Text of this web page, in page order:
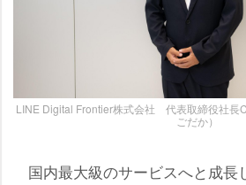
LINE Digital Frontier株式会社 代表取締役社長
ごだか）
国内最大級のサービスへと成長